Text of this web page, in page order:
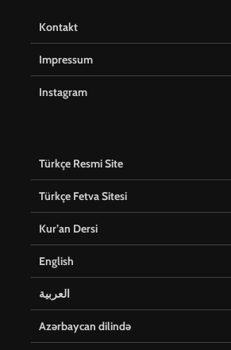
Kontakt
Impressum
Instagram
Türkçe Resmi Site
Türkçe Fetva Sitesi
Kur’an Dersi
English
العربية
Azərbaycan dilində